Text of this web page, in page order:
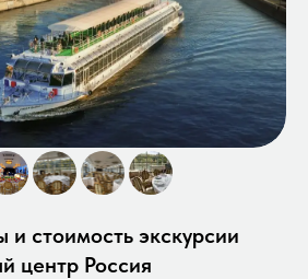
стоимость экскурсии
центр Россия